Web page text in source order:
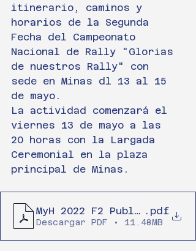
itinerario, caminos y
horarios de la Segunda
Fecha del Campeonato
Nacional de Rally "Glorias
de nuestros Rally" con
sede en Minas dl 13 al 15
de mayo.
La actividad comenzará el
viernes 13 de mayo a las
20 horas con la Largada
Ceremonial en la plaza
principal de Minas.
MyH 2022 F2 Publico.pdf
Descargar PDF • 11.48MB